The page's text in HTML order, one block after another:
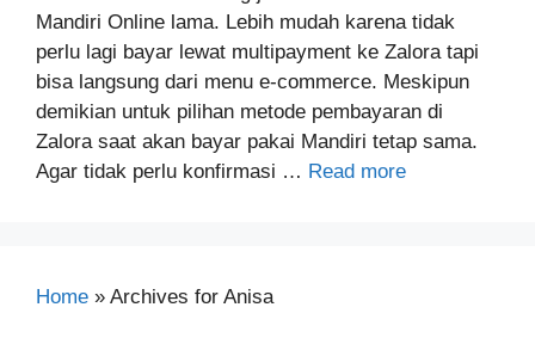
Mandiri Online lama. Lebih mudah karena tidak
perlu lagi bayar lewat multipayment ke Zalora tapi
bisa langsung dari menu e-commerce. Meskipun
demikian untuk pilihan metode pembayaran di
Zalora saat akan bayar pakai Mandiri tetap sama.
Agar tidak perlu konfirmasi … Read more
Home » Archives for Anisa